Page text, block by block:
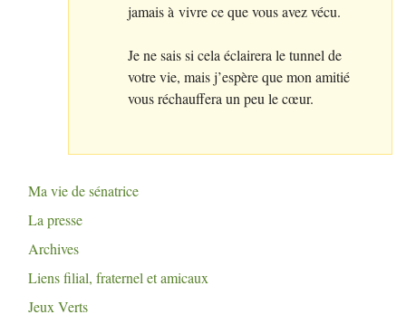
jamais à vivre ce que vous avez vécu.
Je ne sais si cela éclairera le tunnel de
votre vie, mais j’espère que mon amitié
vous réchauffera un peu le cœur.
Ma vie de sénatrice
La presse
Archives
Liens filial, fraternel et amicaux
Jeux Verts